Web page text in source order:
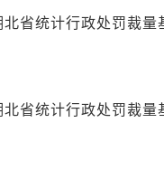
北省统计行政处罚裁量
北省统计行政处罚裁量